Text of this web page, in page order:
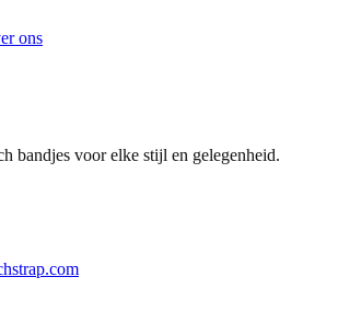
ons
bandjes voor elke stijl en gelegenheid.